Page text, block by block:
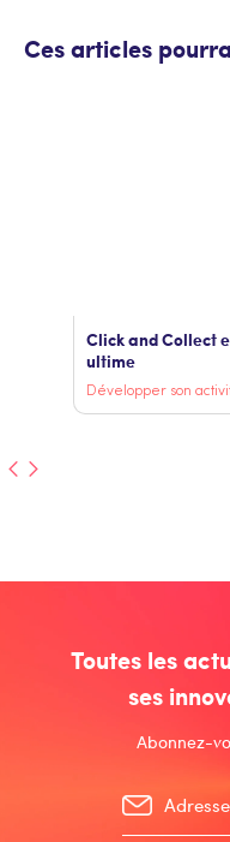
Ces articles
Click and Collect
ultime
Développer son
Toutes les
ses
Abonnez-